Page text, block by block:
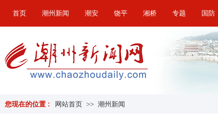
首页 潮州新闻 潮安 饶平 湘桥 专题 国防
您现在的位置 : 网站首页 >> 潮州新闻